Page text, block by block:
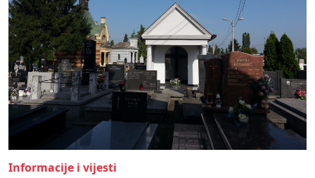
Informacije i vijesti